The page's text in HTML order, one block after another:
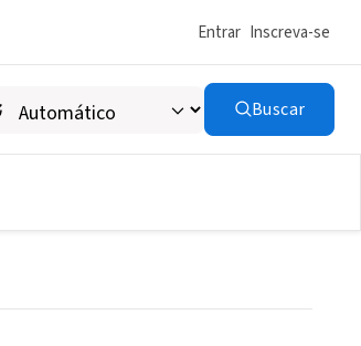
Entrar Inscreva-se
Buscar